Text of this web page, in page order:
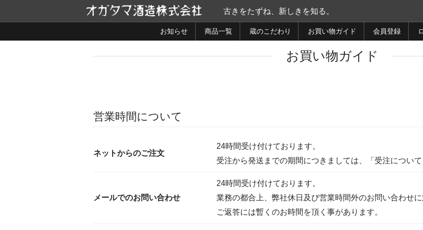
ン
古きをたずね、新しきを知る。
お知らせ 商品一覧 蔵のこだわり お買い物ガイド 会員登録
お買い物ガイド
営業時間について
ネットからのご注文
24時間受け付けております。
受注から発送までの期間につきましては、「受注について
メールでのお問い合わせ
24時間受け付けております。
業務の都合上、弊社休日及び営業時間外のお問い合わせに
ご返答には暫くのお時間を頂く事があります。